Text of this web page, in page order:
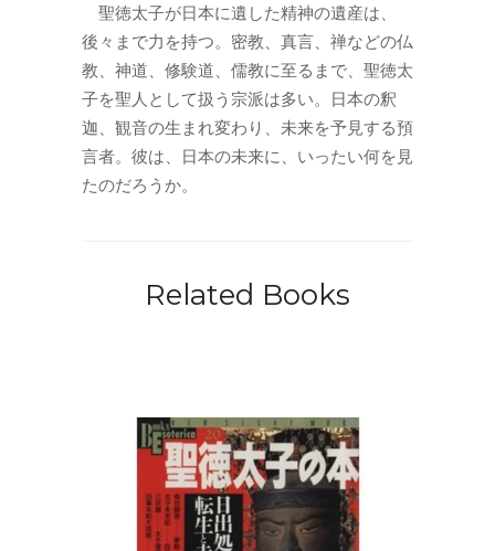
聖徳太子が日本に遺した精神の遺産は、
後々まで力を持つ。密教、真言、禅などの仏
教、神道、修験道、儒教に至るまで、聖徳太
子を聖人として扱う宗派は多い。日本の釈
迦、観音の生まれ変わり、未来を予見する預
言者。彼は、日本の未来に、いったい何を見
たのだろうか。
Related Books